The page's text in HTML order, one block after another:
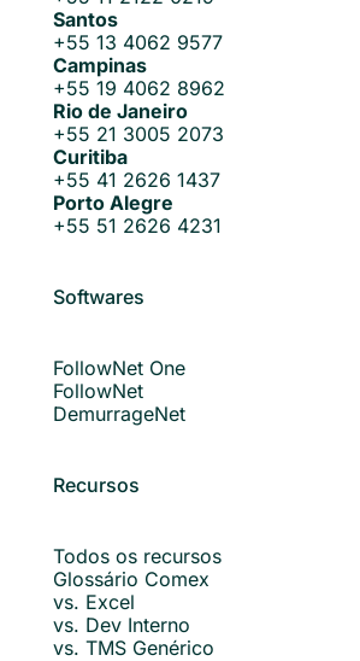
Santos
+55 13 4062 9577
Campinas
+55 19 4062 8962
Rio de Janeiro
+55 21 3005 2073
Curitiba
+55 41 2626 1437
Porto Alegre
+55 51 2626 4231
Softwares
FollowNet One
FollowNet
DemurrageNet
Recursos
Todos os recursos
Glossário Comex
vs. Excel
vs. Dev Interno
vs. TMS Genérico